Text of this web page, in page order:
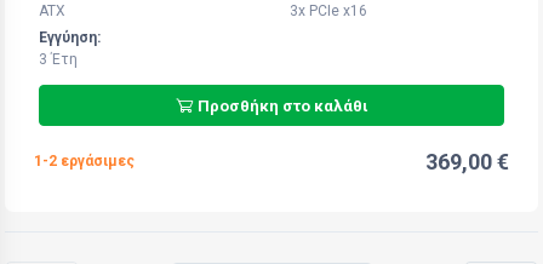
ATX
3x PCIe x16
Εγγύηση:
3 Έτη
Προσθήκη στο καλάθι
1-2 εργάσιμες 369,00 €